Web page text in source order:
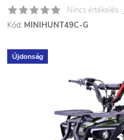
Nincs értékelés
Kód: MINIHUNT49C-G
Újdonság